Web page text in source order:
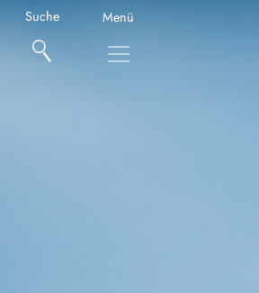
Suche Menü